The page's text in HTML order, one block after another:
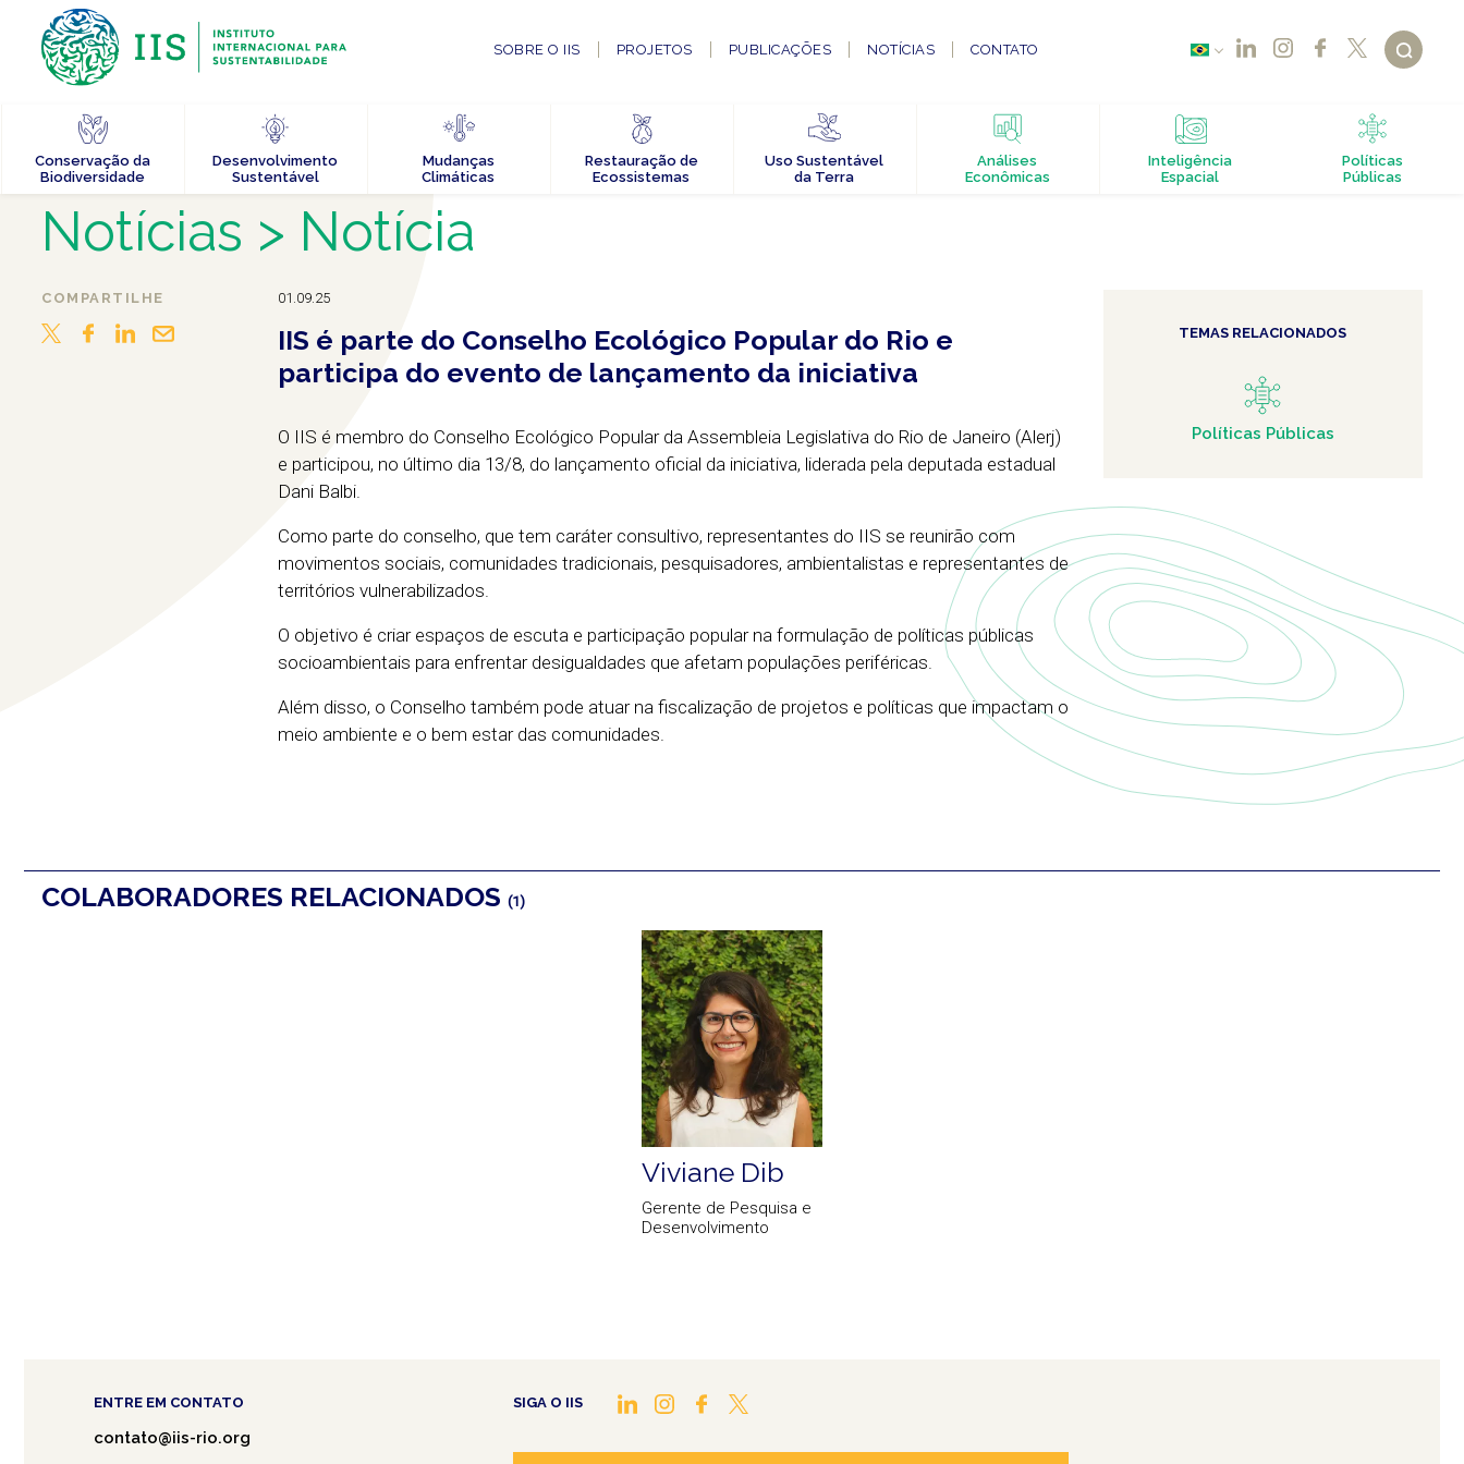
SOBRE O IIS PROJETOS PUBLICAÇÕES NOTÍCIAS CONTATO
Conservação da
Biodiversidade
Desenvolvimento
Sustentável
Mudanças
Climáticas
Restauração de
Ecossistemas
Uso Sustentável
da Terra
Análises
Econômicas
Inteligência
Espacial
Políticas
Públicas
Notícias > Notícia
COMPARTILHE 01.09.25
IIS é parte do Conselho Ecológico Popular do Rio e
participa do evento de lançamento da iniciativa
O IIS é membro do Conselho Ecológico Popular da Assembleia Legislativa do Rio de Janeiro (Alerj)
e participou, no último dia 13/8, do lançamento oficial da iniciativa, liderada pela deputada estadual
Dani Balbi.
Como parte do conselho, que tem caráter consultivo, representantes do IIS se reunirão com
movimentos sociais, comunidades tradicionais, pesquisadores, ambientalistas e representantes de
territórios vulnerabilizados.
O objetivo é criar espaços de escuta e participação popular na formulação de políticas públicas
socioambientais para enfrentar desigualdades que afetam populações periféricas.
Além disso, o Conselho também pode atuar na fiscalização de projetos e políticas que impactam o
meio ambiente e o bem estar das comunidades.
TEMAS RELACIONADOS
Políticas Públicas
COLABORADORES RELACIONADOS (1)
Viviane Dib
Gerente de Pesquisa e
Desenvolvimento
ENTRE EM CONTATO
contato@iis-rio.org
SIGA O IIS